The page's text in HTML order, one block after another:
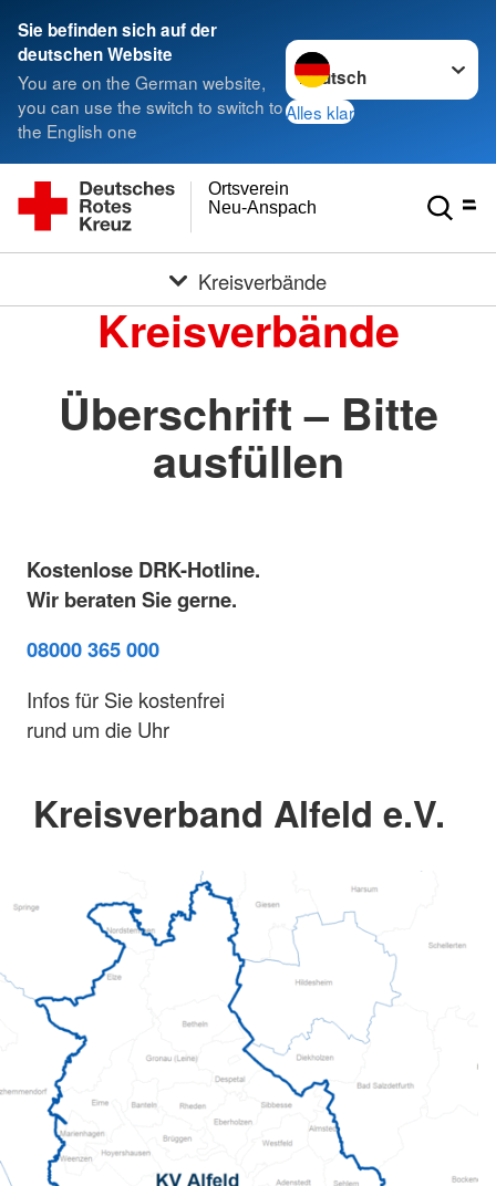
Sie befinden sich auf der
deutschen Website
You are on the German website,
you can use the switch to switch to
the English one
Sprache wechseln zu
Alles klar
Neu-Anspach
Ortsverein
Kreisverbände
Kreisverbände
Überschrift – Bitte
ausfüllen
Kostenlose DRK-Hotline.
Wir beraten Sie gerne.
08000 365 000
Infos für Sie kostenfrei
rund um die Uhr
Kreisverband Alfeld e.V.